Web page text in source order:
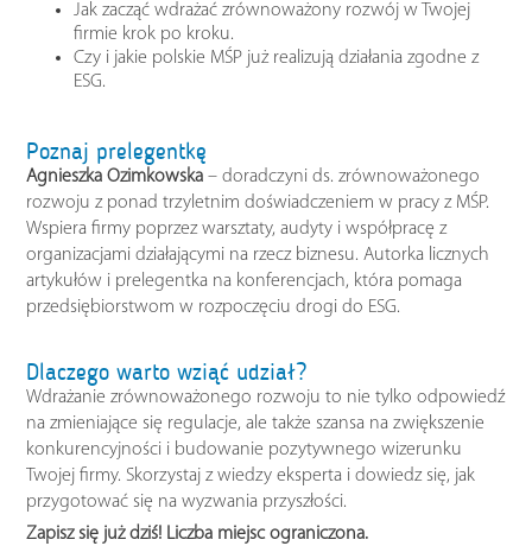
Jak zacząć wdrażać zrównoważony rozwój w Twojej
firmie krok po kroku.
Czy i jakie polskie MŚP już realizują działania zgodne z
ESG.
Poznaj prelegentkę
Agnieszka Ozimkowska – doradczyni ds. zrównoważonego
rozwoju z ponad trzyletnim doświadczeniem w pracy z MŚP.
Wspiera firmy poprzez warsztaty, audyty i współpracę z
organizacjami działającymi na rzecz biznesu. Autorka licznych
artykułów i prelegentka na konferencjach, która pomaga
przedsiębiorstwom w rozpoczęciu drogi do ESG.
Dlaczego warto wziąć udział?
Wdrażanie zrównoważonego rozwoju to nie tylko odpowiedź
na zmieniające się regulacje, ale także szansa na zwiększenie
konkurencyjności i budowanie pozytywnego wizerunku
Twojej firmy. Skorzystaj z wiedzy eksperta i dowiedz się, jak
przygotować się na wyzwania przyszłości.
Zapisz się już dziś! Liczba miejsc ograniczona.